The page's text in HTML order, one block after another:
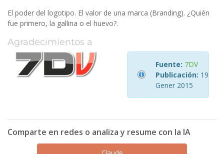
El poder del logotipo. El valor de una marca (Branding). ¿Quién
fue primero, la gallina o el huevo?.
Agradecimientos a
Fuente: 7DV
Publicación: 19
Gener 2015
Comparte en redes o analiza y resume con la IA